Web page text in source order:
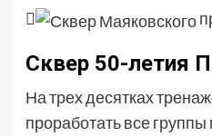

Сквер 50-летия
На трех десятках
проработать все